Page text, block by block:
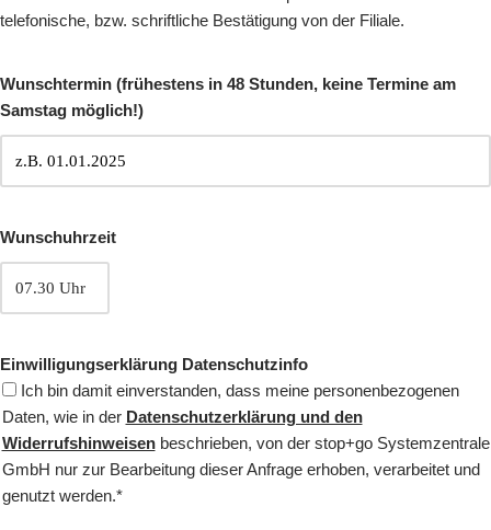
telefonische, bzw. schriftliche Bestätigung von der Filiale.
Wunschtermin (frühestens in 48 Stunden, keine Termine am
Samstag möglich!)
Wunschuhrzeit
Einwilligungserklärung Datenschutzinfo
Ich bin damit einverstanden, dass meine personenbezogenen
Daten, wie in der Datenschutzerklärung und den
Widerrufshinweisenbeschrieben, von der stop+go Systemzentrale
GmbH nur zur Bearbeitung dieser Anfrage erhoben, verarbeitet und
genutzt werden.*